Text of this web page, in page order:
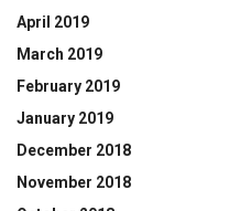
April 2019
March 2019
February 2019
January 2019
December 2018
November 2018